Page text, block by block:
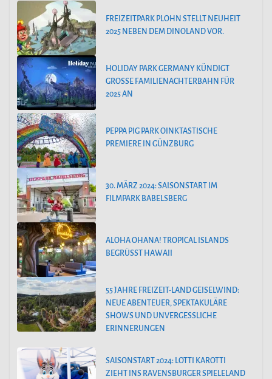
FREIZEITPARK PLOHN STELLT NEUHEIT
2025 NEBEN DEM DINOLAND VOR.
HOLIDAY PARK GERMANY KÜNDIGT
GROSSE FAMILIENACHTERBAHN FÜR 2
025 AN
PEPPA PIG PARK OINKTASTISCHE
PREMIERE IN GÜNZBURG
30. MÄRZ 2024: SAISONSTART IM
FILMPARK BABELSBERG
ALOHA OHANA! TROPICAL ISLANDS
BEGRÜSST HAWAII
55 JAHRE FREIZEIT-LAND GEISELWIND:
NEUE ABENTEUER, SPEKTAKULÄRE
SHOWS UND UNVERGESSLICHE
ERINNERUNGEN
SAISONSTART 2024: LOTTI KAROTTI
ZIEHT INS RAVENSBURGER SPIELELAND